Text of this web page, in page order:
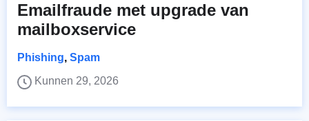
Emailfraude met upgrade van
mailboxservice
Phishing, Spam
Kunnen 29, 2026